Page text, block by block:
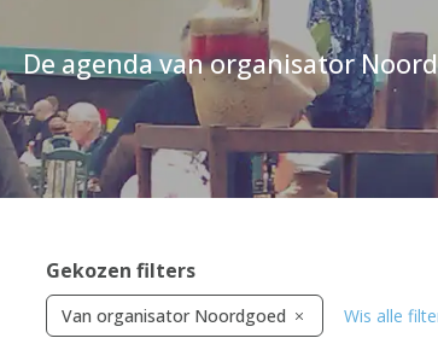
De agenda van organisator
Gekozen filters
Van organisator Noordgoed Wis alle